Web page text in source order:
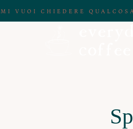
MI VUOI CHIEDERE